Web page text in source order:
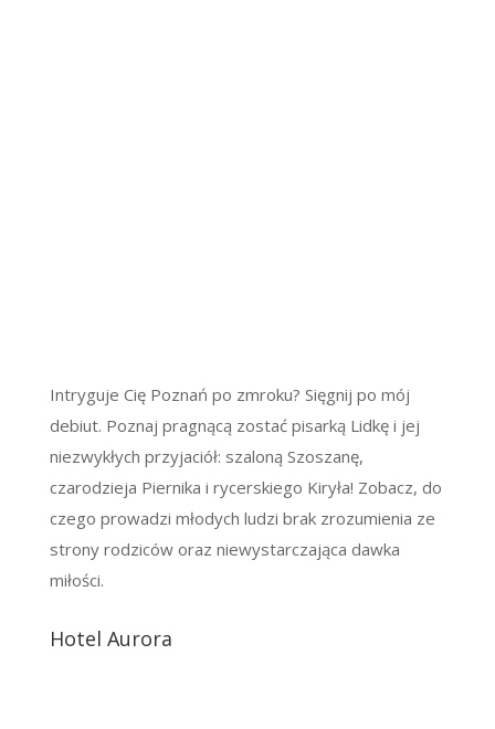
Intryguje Cię Poznań po zmroku? Sięgnij po mój
debiut. Poznaj pragnącą zostać pisarką Lidkę i jej
niezwykłych przyjaciół: szaloną Szoszanę,
czarodzieja Piernika i rycerskiego Kiryła! Zobacz, do
czego prowadzi młodych ludzi brak zrozumienia ze
strony rodziców oraz niewystarczająca dawka
miłości.
Hotel Aurora